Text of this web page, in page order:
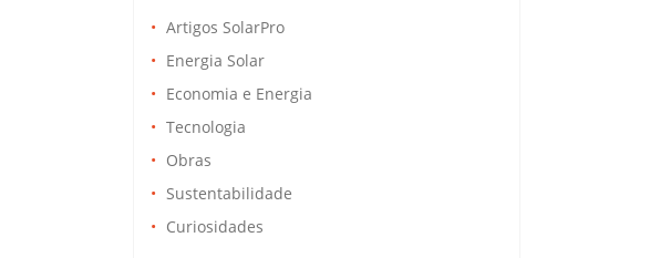
Artigos SolarPro
Energia Solar
Economia e Energia
Tecnologia
Obras
Sustentabilidade
Curiosidades